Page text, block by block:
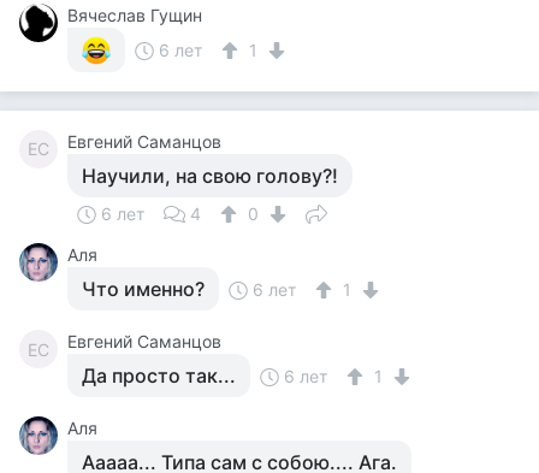
Вячеслав Гущин
6 лет
1
ЕС Евгений Саманцов
Научили, на свою голову?!
6 лет 4
0
Аля
Что именно? 6 лет 1
ЕС Евгений Саманцов
Да просто так... 6 лет 1
Аля
Ааааа... Типа сам с собою.... Ага.